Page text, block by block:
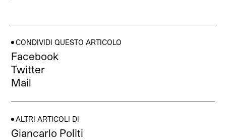
CONDIVIDI QUESTO ARTICOLO
Facebook
Twitter
Mail
ALTRI ARTICOLI DI
Giancarlo Politi